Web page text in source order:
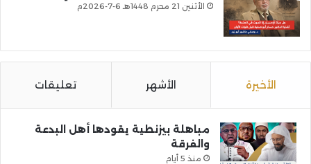
الأثنين 21 محرم 1448هـ 6-7-2026م
الأخيرة الأشهر تعليقات
مباهلة بيزنطية يقودها أهل البدعة
والفرقة
منذ 5 أيام